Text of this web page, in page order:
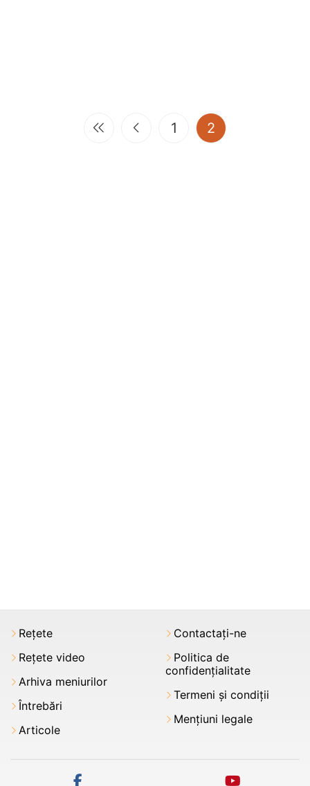
1 2 (current)
Rețete
Rețete video
Arhiva meniurilor
Întrebări
Articole
Contactați-ne
Politica de
confidențialitate
Termeni şi condiții
Mențiuni legale
facebook youtube